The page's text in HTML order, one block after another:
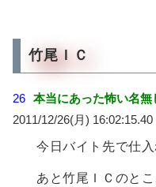
竹尾ＩＣ
26 本当にあった怖い名無
2011/12/26(月) 16:02:15.40
今日バイト先で仕入
あと竹尾ＩＣのと